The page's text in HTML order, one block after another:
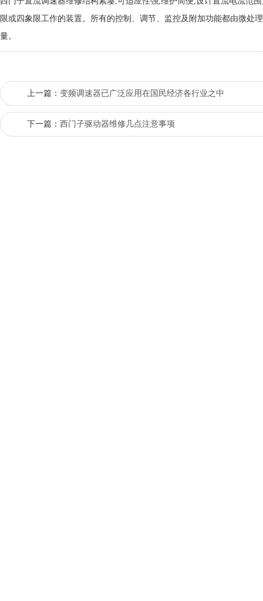
限或四象限工作的装置。所有的控制、调节、监控及附加功能都由微处
量。
上一篇： 变频调速器已广泛应用在国民经济各行业之中
下一篇： 西门子驱动器维修几点注意事项